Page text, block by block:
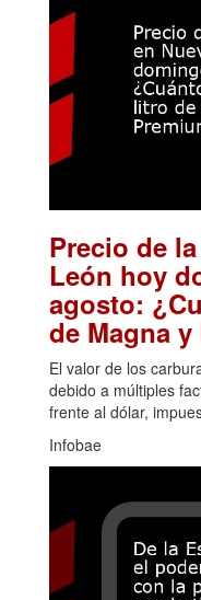
Precio de
León hoy
agosto:
de Magna
El valor de los
debido a múltiples
frente al dólar,
Infobae